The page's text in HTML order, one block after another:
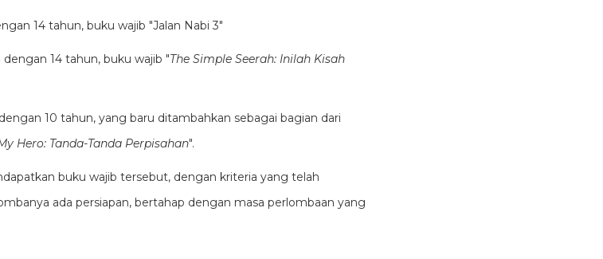
14 tahun, buku wajib "Jalan Nabi 3"
14 tahun, buku wajib "The Simple Seerah: Inilah Kisah
10 tahun, yang baru ditambahkan sebagai bagian dari
Hero: Tanda-Tanda Perpisahan".
buku wajib tersebut, dengan kriteria yang telah
ada persiapan, bertahap dengan masa perlombaan yang